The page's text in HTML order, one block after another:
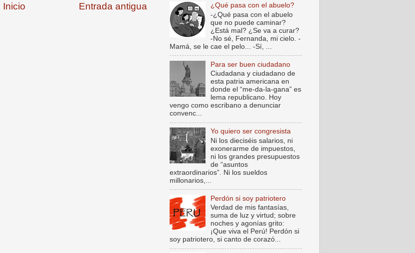
Entrada antigua
Inicio
¿Qué pasa con el abuelo?
-¿Qué pasa con el abuelo
que no puede caminar?
¿Está mal? ¿Se va a curar?
-No sé, Fernanda, mi cielo. -
Mamá, se le cae el pelo... -Sí, ...
Para ser buen ciudadano
Ciudadana y ciudadano de
esta patria americana en
donde el “me-da-la-gana” es
lema republicano. Hoy
vengo como escribano a denunciar
convenc...
Yo quiero ser congresista
Ni los dieciséis salarios, ni
exonerarme de impuestos,
ni los grandes presupuestos
de “asuntos
extraordinarios”. Ni los sueldos
millonarios,...
Perdón si soy patriotero
Verdad de mis fantasías,
suma de luz y virtud; sobre
noches y agonías grito:
¡Que viva el Perú! Perdón si
soy patriotero, si canto de corazó...